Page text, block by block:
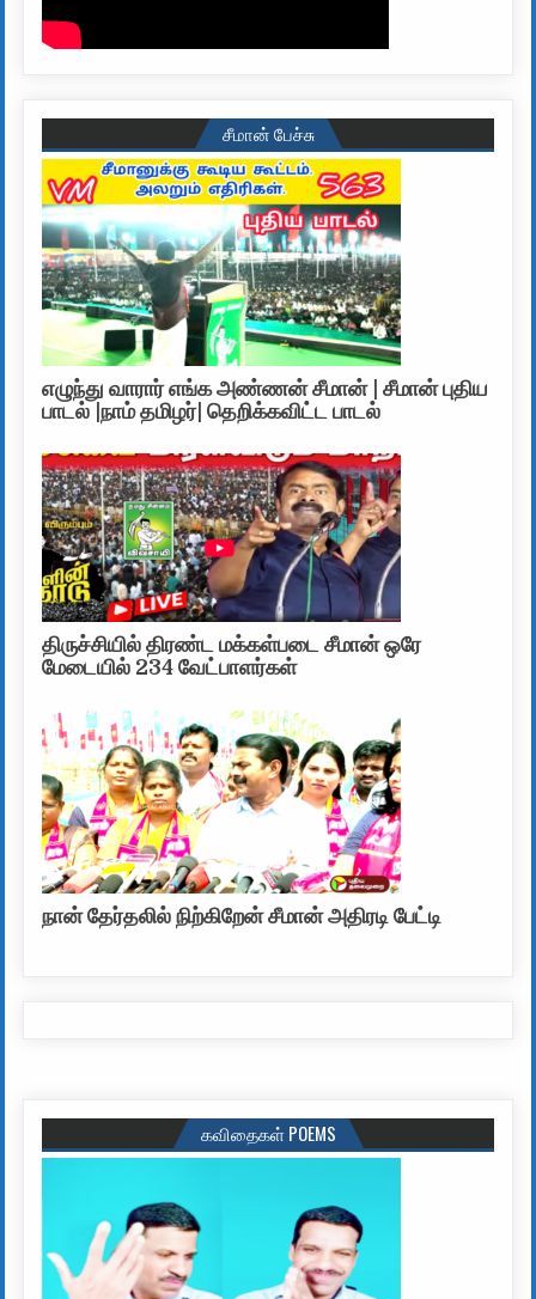
சீமான் பேச்சு
எழுந்து வாரார் எங்க அண்ணன் சீமான் | சீமான் புதிய
பாடல் |நாம் தமிழர்| தெறிக்கவிட்ட பாடல்
திருச்சியில் திரண்ட மக்கள்படை சீமான் ஒரே
மேடையில் 234 வேட்பாளர்கள்
நான் தேர்தலில் நிற்கிறேன் சீமான் அதிரடி பேட்டி
கவிதைகள் POEMS